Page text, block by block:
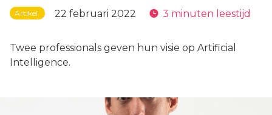
Artikel 22 februari 2022 3 minuten leestijd
Twee professionals geven hun visie op Artificial
Intelligence.